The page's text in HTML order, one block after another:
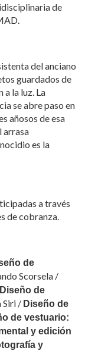
de
del anciano
guardados de
la luz. La
se abre paso en
añosos de esa
arrasa
es la
a través
de cobranza.
de
Scorsela /
Diseño de
Siri / Diseño de
de vestuario:
y edición
y